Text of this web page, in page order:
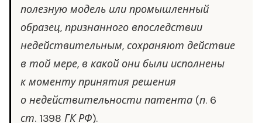
полезную модель или промышленный
образец, признанного впоследствии
недействительным, сохраняют действие
в той мере, в какой они были исполнены
к моменту принятия решения
о недействительности патента (п. 6
ст. 1398 ГК РФ).